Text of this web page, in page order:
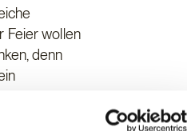
Feier wollen
denn